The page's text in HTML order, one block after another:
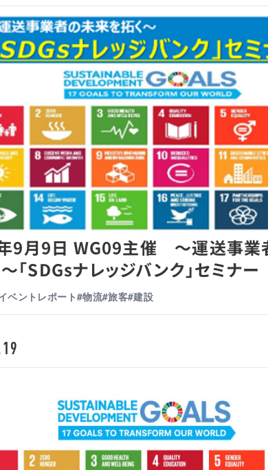
9月9日 WG09主催 ～運送事業
「SDGsナレッジバンク」セミナー
ベントレポート#物流#旅客#建設